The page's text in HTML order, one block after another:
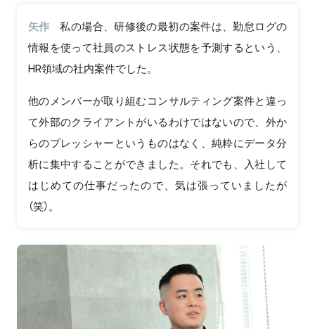
矢作
私の場合、研修後の最初の案件は、勤怠ログの
情報を使って社員のストレス状態を予測するという、
HR領域の社内案件でした。
他のメンバーが取り組むコンサルティング案件と違っ
て外部のクライアントがいるわけではないので、外か
らのプレッシャーというものはなく、純粋にデータ分
析に集中することができました。それでも、入社して
はじめての仕事だったので、気は張っていましたが
（笑）。